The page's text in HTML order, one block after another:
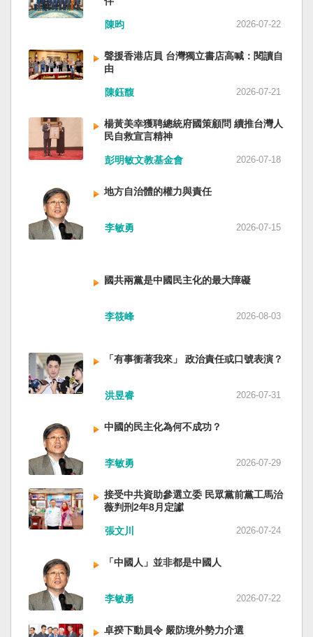
家。 一九四五年八一五，台灣人在祖國的迷惘與
迷障中做了錯誤的選擇，不只造成台灣集體命運
的台灣，要走向新歷史，珍惜台灣自己的條件，
好好建構我們尚未正常化的國家。台灣是小而
美、豐裕而堅強，在太平洋西南海域，一個閃亮
意收拾「中華民國」這個你們立鑄為繼承之國碑
銘的國號，台灣也會尊重歷史，對殘餘中國做歷
史的了結，寫下句點。生活在台灣的人們應共同
起造一個對「中國」不構成侵權的新國家，開啟
（作者是詩人）
與日本都會投入軍事力量協助救援。國軍與日本
自衛隊在大型災害時能提供人力、運輸、工程與
防、搜救與緊急醫療體系；地方政府負責整體應
變與資源調度，警察則協助交通管制、秩序維護
與災區管理。真正成熟的防災制度，需要的是整
期推動全民防災教育與社區演練，值得台灣參
考。但學習日本並非照搬制度，而是思考如何建
立符合台灣社會條件的防災文化。 防災的目的，
不只是讓人民在災害中生存下來，更是在災害發
的防災制度，不是要求人民只能服從撤離命令，
而是讓人民相信：當他們離開家園時，公共制度
會接住他們。
陳昀 2026-07-22
聲援香港店員 台灣獨立書店高喊：閱讀自
由
陳鈺馥 2026-07-21
楊黃美幸獲聘總統府國策顧問 續推台灣人
民自救宣言精神
彭明敏文教基金會 2026-07-18
地方自治體的權力與責任
李敏勇 2026-07-15
國共兩黨是中國民主化的最大障礙
李筱峰 2026-08-03
「有事衝著我來」 政治責任或口號表演？
洪昱睿 2026-07-31
中國的民主化為何不成功？
李敏勇 2026-07-29
接受中共資助參選立委 民眾黨前黨工馬治
薇判刑2年8月定讞
張文川 2026-07-24
「中國人」並非都是中國人
李敏勇 2026-07-22
卓揆下動員令 嚴防境外勢力介選